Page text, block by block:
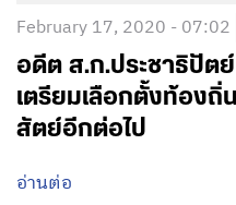
February 17, 2020 - 07:02
อดีต ส.ก.ประชาธิปัต
เตรียมเลือกตั้งท้องถิ่
สัตย์อีกต่อไป
อ่านต่อ